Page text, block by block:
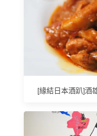
[緣結日本酒趴]酒